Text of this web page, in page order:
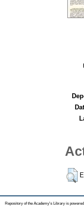
Repository of the Academy's Library is